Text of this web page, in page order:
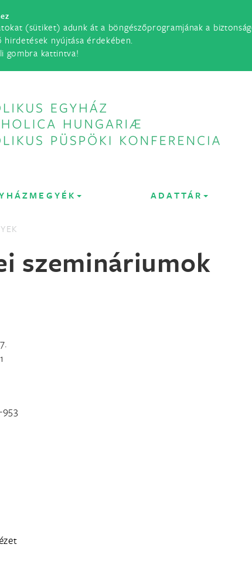
(sütiket) adunk át a böngészőprogramjának a
nyújtása érdekében.
gombra kattintva!
ADATTÁR
szemináriumok
953